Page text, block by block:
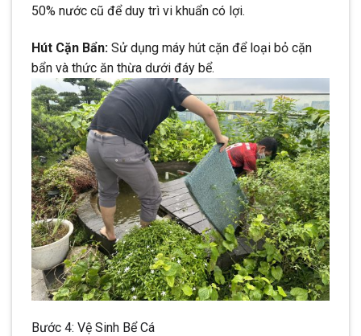
50% nước cũ để duy trì vi khuẩn có lợi.
Hút Cặn Bẩn: Sử dụng máy hút cặn để loại bỏ cặn
bẩn và thức ăn thừa dưới đáy bể.
Bước 4: Vệ Sinh Bể Cá